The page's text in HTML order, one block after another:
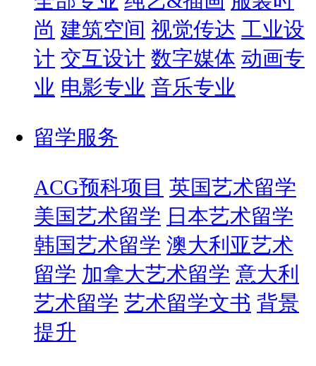
尚 建筑空间 视觉传达 工业设
计 交互设计 数字媒体 动画专
业 电影专业 音乐专业
留学服务
ACG预科项目 英国艺术留学
美国艺术留学 日本艺术留学
韩国艺术留学 澳大利亚艺术
留学 加拿大艺术留学 意大利
艺术留学 艺术留学文书 背景
提升